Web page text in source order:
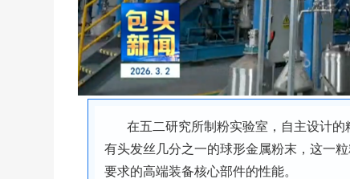
在五二研究所制粉实验室，自主设计
有头发丝几分之一的球形金属粉末，这一
要求的高端装备核心部件的性能。